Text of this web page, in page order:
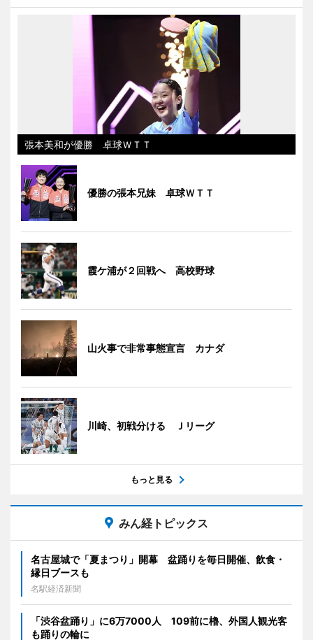
張本美和が優勝 卓球ＷＴＴ
優勝の張本兄妹 卓球ＷＴＴ
霞ケ浦が２回戦へ 高校野球
山火事で非常事態宣言 カナダ
川崎、初戦分ける Ｊリーグ
もっと見る
みん経トピックス
名古屋城で「夏まつり」開幕 盆踊りを毎日開催、飲食・
縁日ブースも
名駅経済新聞
「渋谷盆踊り」に6万7000人 109前に櫓、外国人観光客
も踊りの輪に